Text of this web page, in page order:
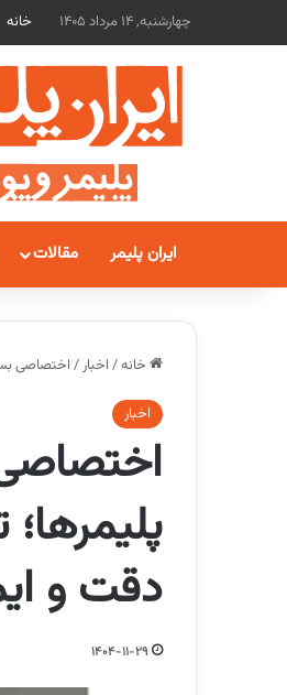
چهارشنبه, 14 مرداد 1405 خانه
ایران پلیمر مقالات
خانه/ اخبار/ اختصاصی
اخبار
اختصاصی
دقت و
1404-11-29